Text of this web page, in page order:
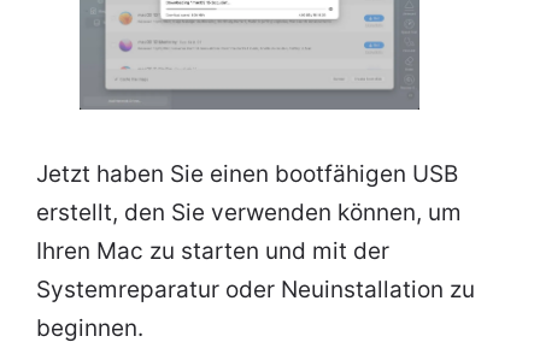
Jetzt haben Sie einen bootfähigen USB
erstellt, den Sie verwenden können, um
Ihren Mac zu starten und mit der
Systemreparatur oder Neuinstallation zu
beginnen.